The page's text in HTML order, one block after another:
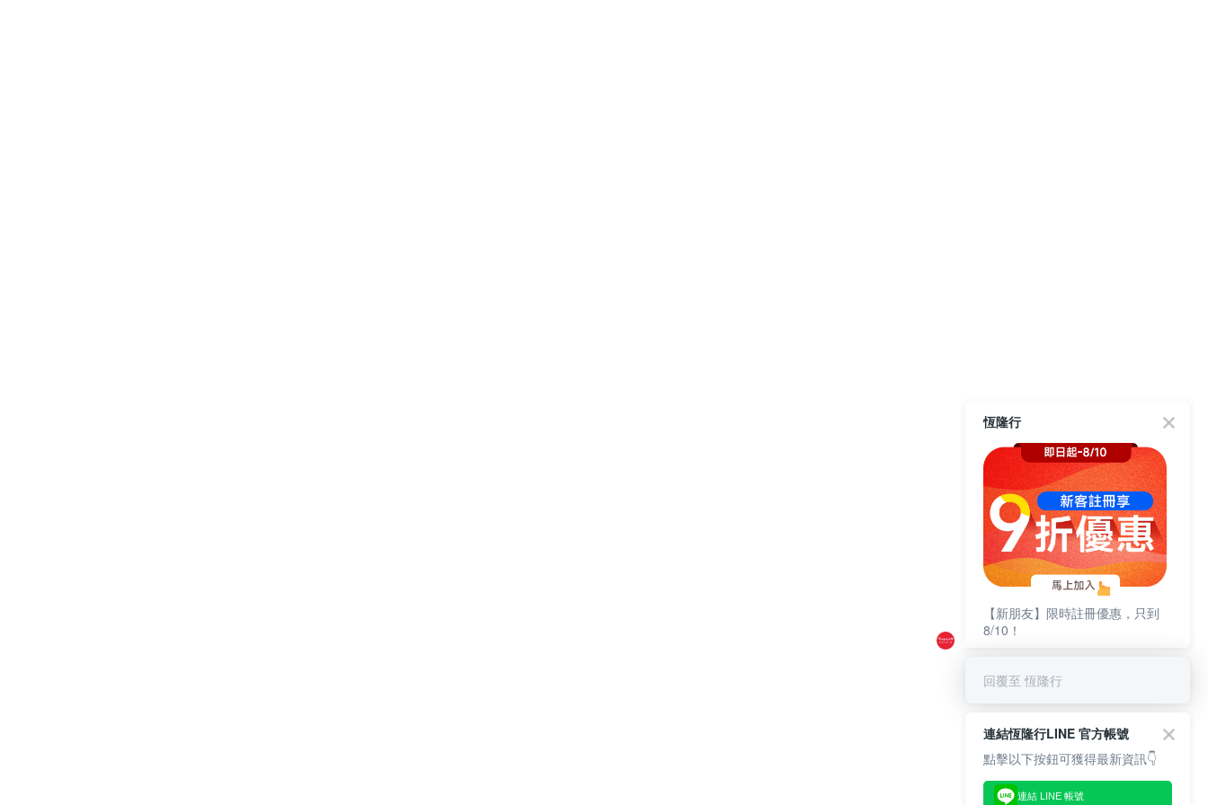
恆隆行
【新朋友】限時註冊優惠，只到
8/10！
回覆至 恆隆行
連結恆隆行LINE 官方帳號
點擊以下按鈕可獲得最新資訊👇
連結 LINE 帳號